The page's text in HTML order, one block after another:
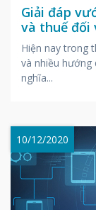
Giải đáp
và thuế đối
Hiện nay trong
và nhiều hướng
nghĩa...
10/12/2020